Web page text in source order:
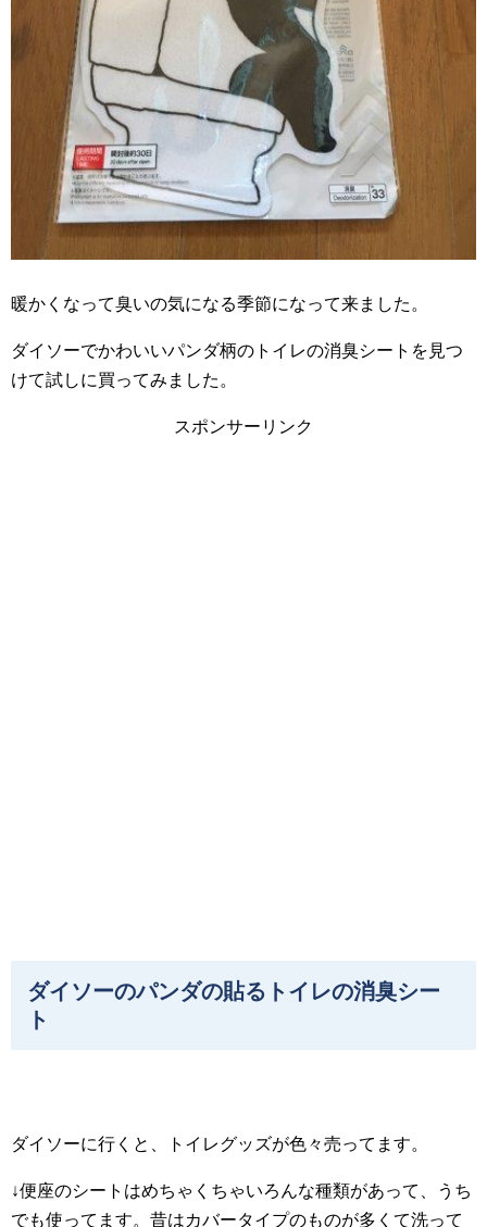
暖かくなって臭いの気になる季節になって来ました。
ダイソーでかわいいパンダ柄のトイレの消臭シートを見つ
けて試しに買ってみました。
スポンサーリンク
ダイソーのパンダの貼るトイレの消臭シー
ト
ダイソーに行くと、トイレグッズが色々売ってます。
↓便座のシートはめちゃくちゃいろんな種類があって、うち
でも使ってます。昔はカバータイプのものが多くて洗って